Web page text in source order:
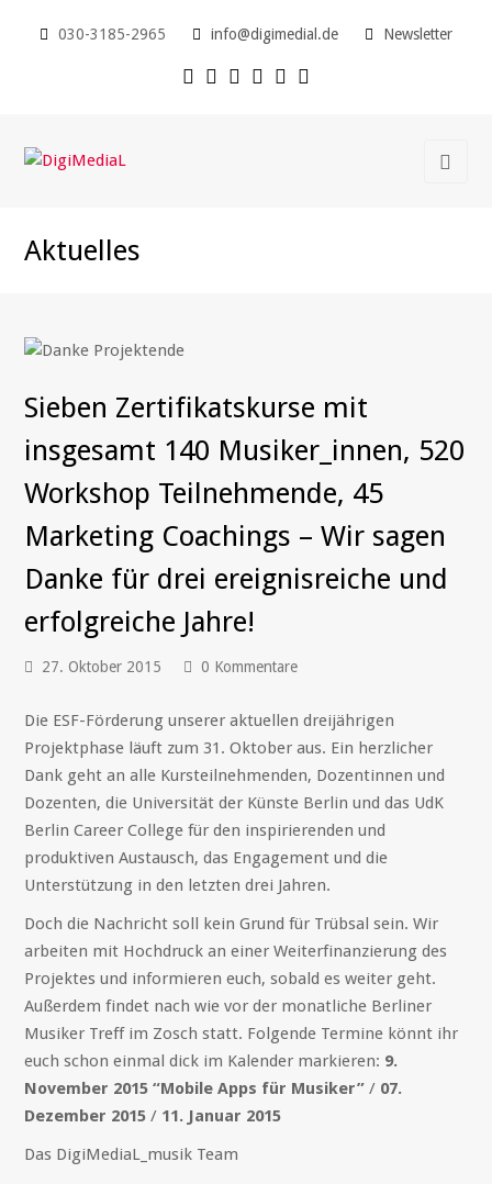
030-3185-2965 info@digimedial.de Newsletter
Aktuelles
Sieben Zertifikatskurse mit
insgesamt 140 Musiker_innen, 520
Workshop Teilnehmende, 45
Marketing Coachings – Wir sagen
Danke für drei ereignisreiche und
erfolgreiche Jahre!
27. Oktober 2015 0 Kommentare
Die ESF-Förderung unserer aktuellen dreijährigen
Projektphase läuft zum 31. Oktober aus. Ein herzlicher
Dank geht an alle Kursteilnehmenden, Dozentinnen und
Dozenten, die Universität der Künste Berlin und das UdK
Berlin Career College für den inspirierenden und
produktiven Austausch, das Engagement und die
Unterstützung in den letzten drei Jahren.
Doch die Nachricht soll kein Grund für Trübsal sein. Wir
arbeiten mit Hochdruck an einer Weiterfinanzierung des
Projektes und informieren euch, sobald es weiter geht.
Außerdem findet nach wie vor der monatliche Berliner
Musiker Treff im Zosch statt. Folgende Termine könnt ihr
euch schon einmal dick im Kalender markieren: 9.
November 2015 “Mobile Apps für Musiker” / 07.
Dezember 2015 / 11. Januar 2015
Das DigiMediaL_musik Team